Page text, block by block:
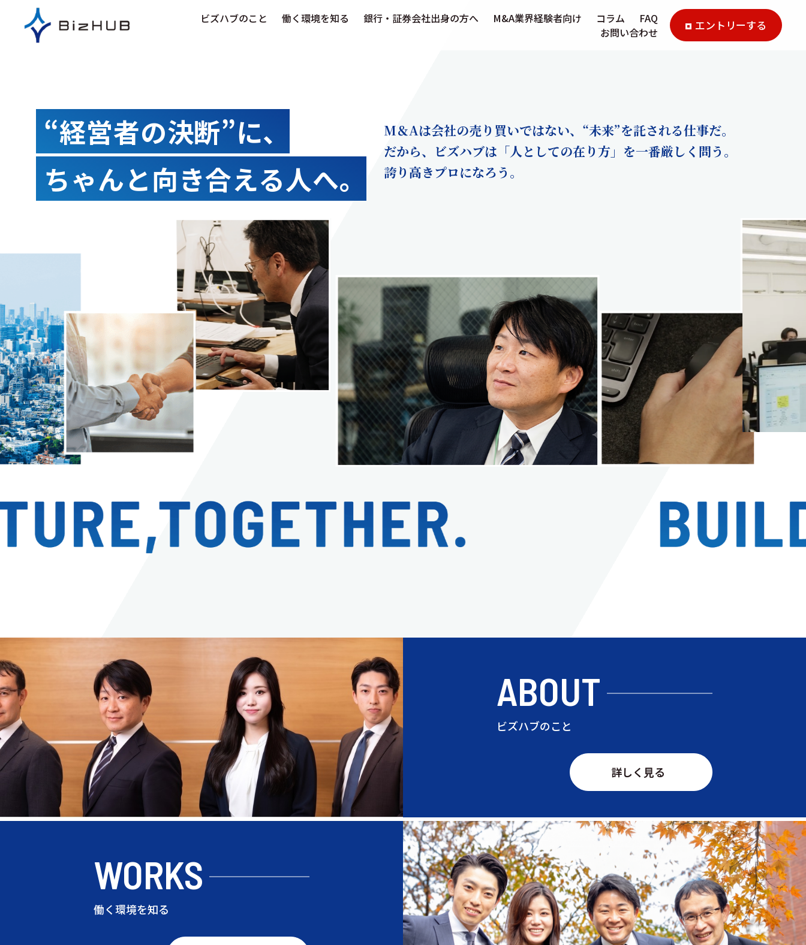
ビズハブのこと 働く環境を知る 銀行・証券会社出身の方へ M&A業界経験者向け コラム
FAQ
お問い合わせ
エントリーする
“経営者の決断”に、
ちゃんと向き合える人へ。
M＆Aは会社の売り買いではない、“未来”を託される仕事だ。
だから、ビズハブは「人としての在り方」を一番厳しく問う。
誇り高きプロになろう。
ABOUT
ビズハブのこと
詳しく見る
WORKS
働く環境を知る